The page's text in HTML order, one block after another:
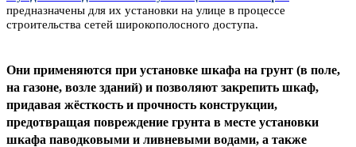
предназначены для их установки на улице в процессе
строительства сетей широкополосного доступа.
Они применяются при установке шкафа на грунт (в поле,
на газоне, возле зданий) и позволяют закрепить шкаф,
придавая жёсткость и прочность конструкции,
предотвращая повреждение грунта в месте установки
шкафа паводковыми и ливневыми водами, а также